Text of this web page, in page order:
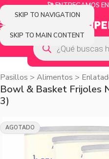
SKIP TO NAVIGATION
SKIP TO MAIN CONTENT
🚀 ENTREGAMOS
Pasillos > Alimentos >
Bowl & Basket Frijoles
3)
AGOTADO